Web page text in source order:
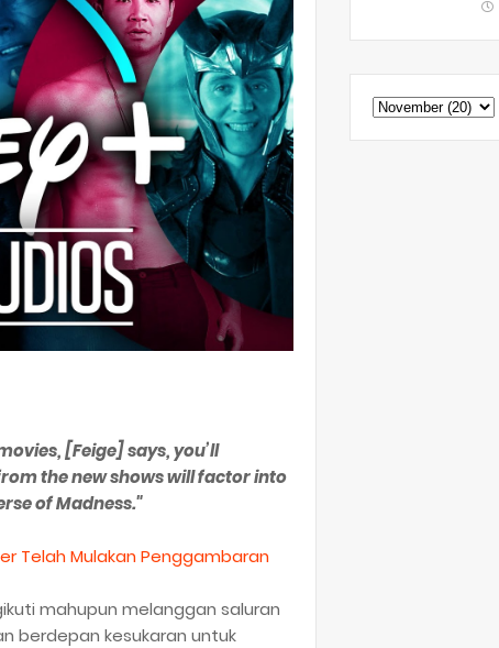
[Feige] says, you’ll
the new shows will factor into
of Madness."
Telah Mulakan Penggambaran
mahupun melanggan saluran
berdepan kesukaran untuk